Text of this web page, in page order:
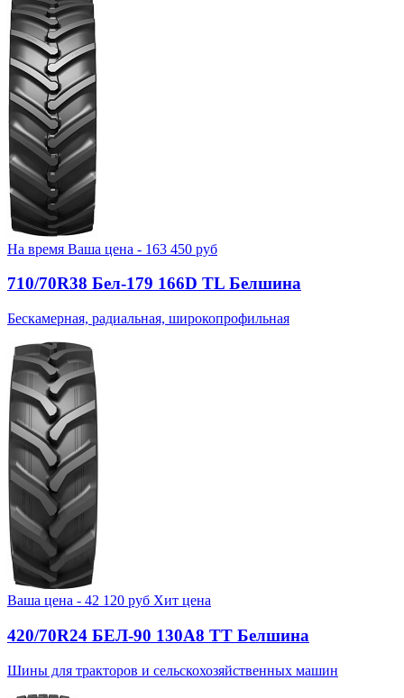
На время Ваша цена - 163 450 руб
710/70R38 Бел-179 166D TL Белшина
Бескамерная, радиальная, широкопрофильная
Ваша цена - 42 120 руб Хит цена
420/70R24 БЕЛ-90 130А8 TT Белшина
Шины для тракторов и сельскохозяйственных машин